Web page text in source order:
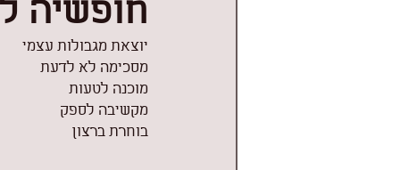
חופשיה
יוצאת מגבולות עצמי
מסכימה לא לדעת
מוכנה לטעות
מקשיבה לספק
בוחרת ברצון